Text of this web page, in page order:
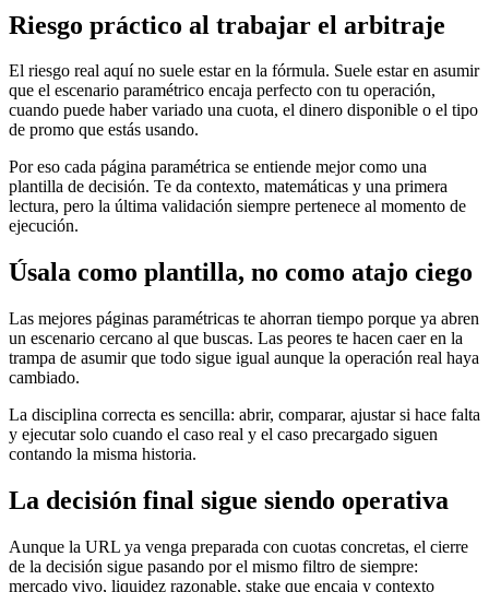
Riesgo práctico al trabajar el arbitraje
El riesgo real aquí no suele estar en la fórmula. Suele estar en asumir
que el escenario paramétrico encaja perfecto con tu operación,
cuando puede haber variado una cuota, el dinero disponible o el tipo
de promo que estás usando.
Por eso cada página paramétrica se entiende mejor como una
plantilla de decisión. Te da contexto, matemáticas y una primera
lectura, pero la última validación siempre pertenece al momento de
ejecución.
Úsala como plantilla, no como atajo ciego
Las mejores páginas paramétricas te ahorran tiempo porque ya abren
un escenario cercano al que buscas. Las peores te hacen caer en la
trampa de asumir que todo sigue igual aunque la operación real haya
cambiado.
La disciplina correcta es sencilla: abrir, comparar, ajustar si hace falta
y ejecutar solo cuando el caso real y el caso precargado siguen
contando la misma historia.
La decisión final sigue siendo operativa
Aunque la URL ya venga preparada con cuotas concretas, el cierre
de la decisión sigue pasando por el mismo filtro de siempre:
mercado vivo, liquidez razonable, stake que encaja y contexto